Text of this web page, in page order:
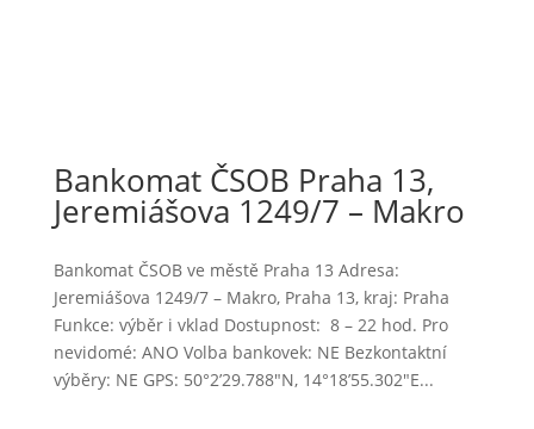
Bankomat ČSOB Praha 13,
Jeremiášova 1249/7 – Makro
Bankomat ČSOB ve městě Praha 13 Adresa:
Jeremiášova 1249/7 – Makro, Praha 13, kraj: Praha
Funkce: výběr i vklad Dostupnost: 8 – 22 hod. Pro
nevidomé: ANO Volba bankovek: NE Bezkontaktní
výběry: NE GPS: 50°2’29.788″N, 14°18’55.302″E...